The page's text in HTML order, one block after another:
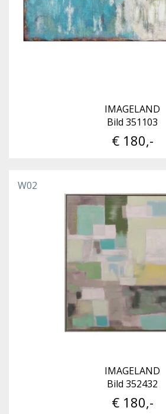
IMAGELAND
Bild 351103
€ 180,-
W02
IMAGELAND
Bild 352432
€ 180,-